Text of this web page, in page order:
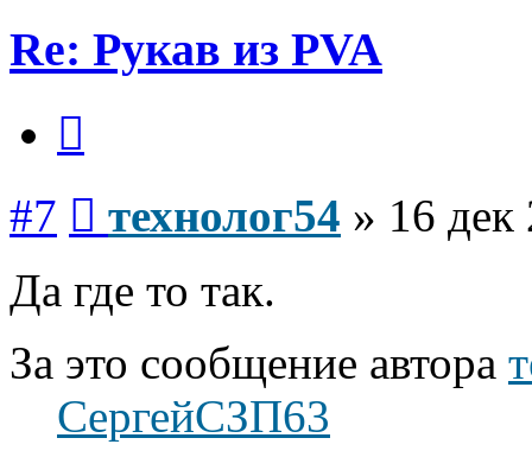
Re: Рукав из PVA
#7 технолог54 » 16
Да где то так.
За это сообщение автора
СергейСЗП63